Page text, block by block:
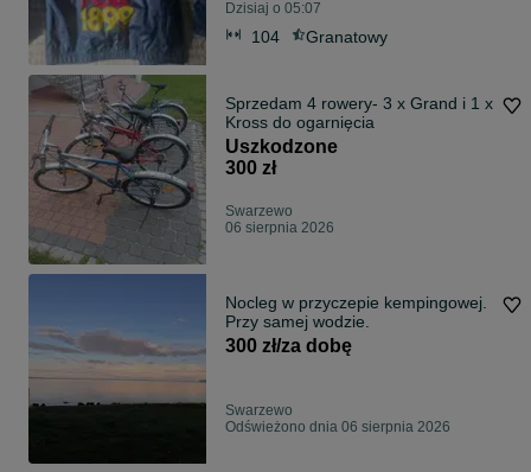
Dzisiaj o 05:07
104 Granatowy
Sprzedam 4 rowery- 3 x Grand i 1 x
Kross do ogarnięcia
Uszkodzone
300 zł
Swarzewo
06 sierpnia 2026
Nocleg w przyczepie kempingowej.
Przy samej wodzie.
300 zł/za dobę
Swarzewo
Odświeżono dnia 06 sierpnia 2026